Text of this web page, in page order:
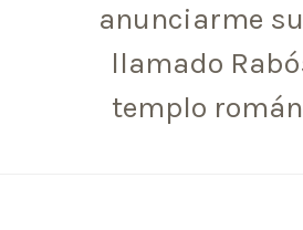
anunciarme
llamado
templo